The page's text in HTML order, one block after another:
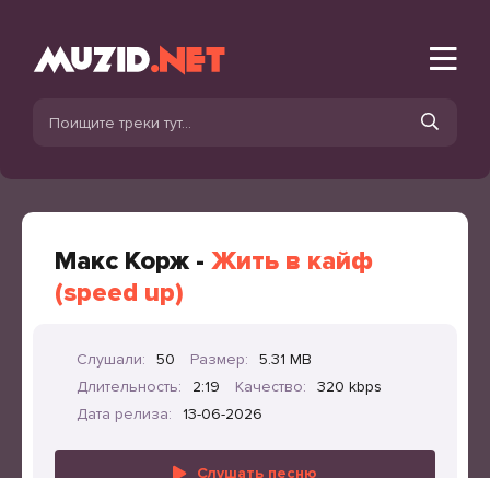
Макс Корж - Жить в кайф
(speed up)
Слушали: 50 Размер:
5.31 MB
Длительность:
2:19 Качество:
320 kbps
Дата релиза:
13-06-2026
Слушать песню